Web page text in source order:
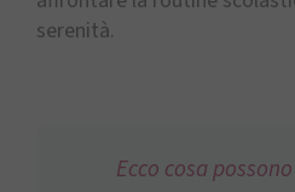
serenità.
Ecco cosa